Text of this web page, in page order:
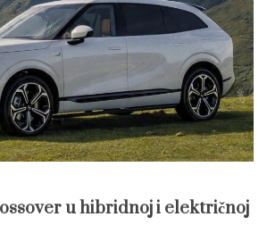
u hibridnoj i električnoj